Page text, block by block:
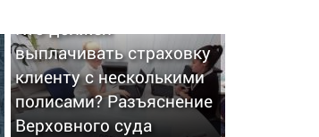
выплачивать страховку
клиенту с несколькими
полисами? Разъяснение
Верховного суда